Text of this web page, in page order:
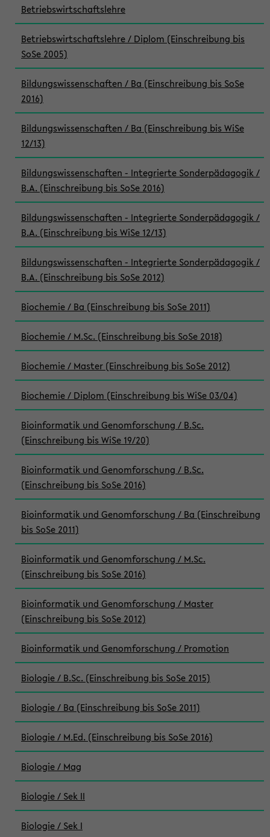
Betriebswirtschaftslehre
Betriebswirtschaftslehre / Diplom (Einschreibung bis
SoSe 2005)
Bildungswissenschaften / Ba (Einschreibung bis SoSe
2016)
Bildungswissenschaften / Ba (Einschreibung bis WiSe
12/13)
Bildungswissenschaften - Integrierte Sonderpädagogik /
B.A. (Einschreibung bis SoSe 2016)
Bildungswissenschaften - Integrierte Sonderpädagogik /
B.A. (Einschreibung bis WiSe 12/13)
Bildungswissenschaften - Integrierte Sonderpädagogik /
B.A. (Einschreibung bis SoSe 2012)
Biochemie / Ba (Einschreibung bis SoSe 2011)
Biochemie / M.Sc. (Einschreibung bis SoSe 2018)
Biochemie / Master (Einschreibung bis SoSe 2012)
Biochemie / Diplom (Einschreibung bis WiSe 03/04)
Bioinformatik und Genomforschung / B.Sc.
(Einschreibung bis WiSe 19/20)
Bioinformatik und Genomforschung / B.Sc.
(Einschreibung bis SoSe 2016)
Bioinformatik und Genomforschung / Ba (Einschreibung
bis SoSe 2011)
Bioinformatik und Genomforschung / M.Sc.
(Einschreibung bis SoSe 2016)
Bioinformatik und Genomforschung / Master
(Einschreibung bis SoSe 2012)
Bioinformatik und Genomforschung / Promotion
Biologie / B.Sc. (Einschreibung bis SoSe 2015)
Biologie / Ba (Einschreibung bis SoSe 2011)
Biologie / M.Ed. (Einschreibung bis SoSe 2016)
Biologie / Mag
Biologie / Sek II
Biologie / Sek I